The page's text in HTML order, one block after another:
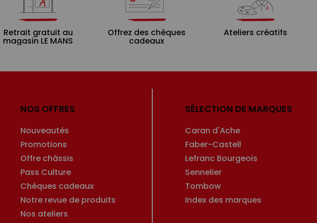
Retrait gratuit au
magasin LE MANS
Offrez des chèques
cadeaux
Ateliers créatifs
NOS OFFRES
Nouveautés
Promotions
Offre châssis
Pass Culture
Chèques cadeaux
Notre revue de produits
Nos ateliers
SÉLECTION DE MARQUES
Caran d'Ache
Faber-Castell
Lefranc Bourgeois
Sennelier
Tombow
Index des marques